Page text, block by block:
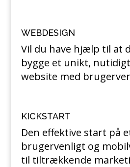
WEBDESIGN
Vil du have hjælp til at
bygge et unikt,
website med
KICKSTART
Den effektive start på
brugervenligt og
til tiltrækkende